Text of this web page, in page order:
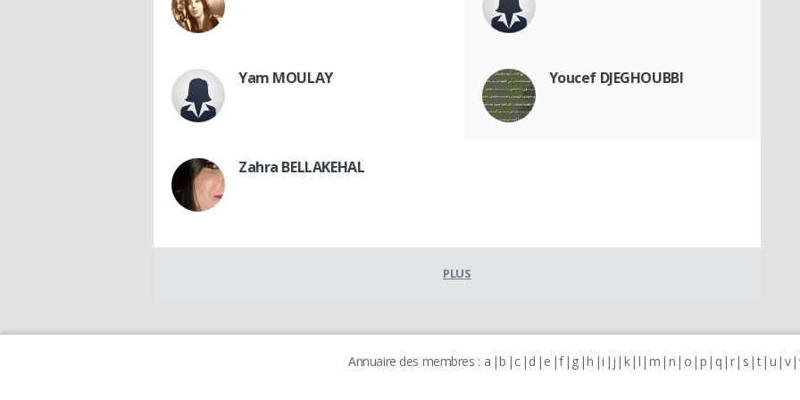
Yam MOULAY Youcef DJEGHOUBBI
Zahra BELLAKEHAL
PLUS
Annuaire des membres : a b c d e f g h i j k l m n o p q r s t u v